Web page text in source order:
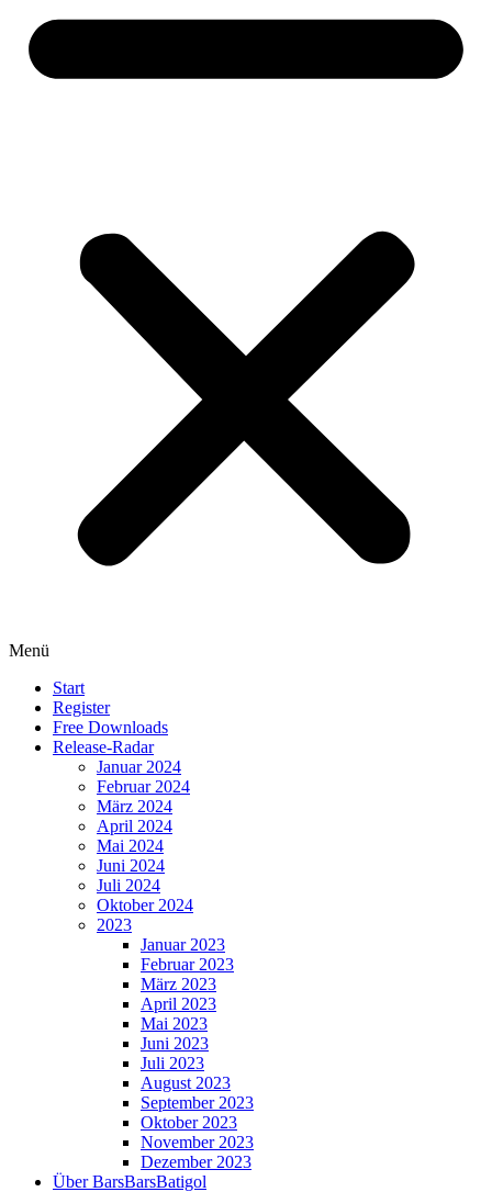
Menü
Start
Register
Free Downloads
Release-Radar
Januar 2024
Februar 2024
März 2024
April 2024
Mai 2024
Juni 2024
Juli 2024
Oktober 2024
2023
Januar 2023
Februar 2023
März 2023
April 2023
Mai 2023
Juni 2023
Juli 2023
August 2023
September 2023
Oktober 2023
November 2023
Dezember 2023
Über BarsBarsBatigol